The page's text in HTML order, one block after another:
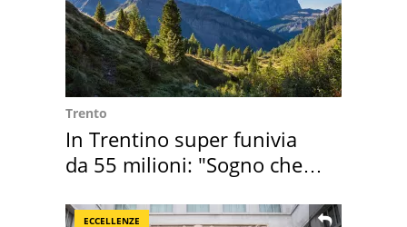
Trento
In Trentino super funivia
da 55 milioni: "Sogno che si
ECCELLENZE